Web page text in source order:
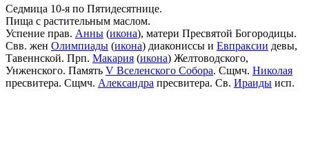
Седмица 10-я по Пятидесятнице.
Пища с растительным маслом.
Успение прав. Анны (икона), матери Пресвятой Богородицы.
Свв. жен Олимпиады (икона) диакониссы и Евпраксии девы,
Тавеннской. Прп. Макария (икона) Желтоводского,
Унженского. Память V Вселенского Собора. Сщмч. Николая
пресвитера. Сщмч. Александра пресвитера. Св. Ираиды исп.